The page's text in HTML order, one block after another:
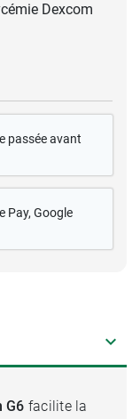
Dexcom
passée avant
Pay, Google
G6 facilite la